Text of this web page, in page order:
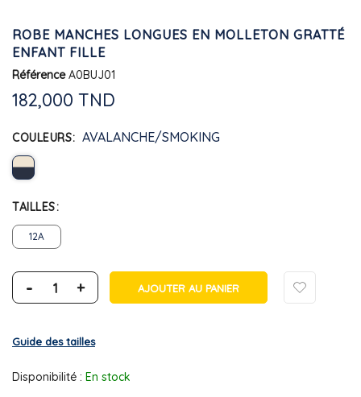
ROBE MANCHES LONGUES EN MOLLETON GRATTÉ
ENFANT FILLE
Référence A0BUJ01
182,000 TND
COULEURS AVALANCHE/SMOKING
TAILLES
12A
- + AJOUTER AU PANIER
Guide des tailles
Disponibilité : En stock